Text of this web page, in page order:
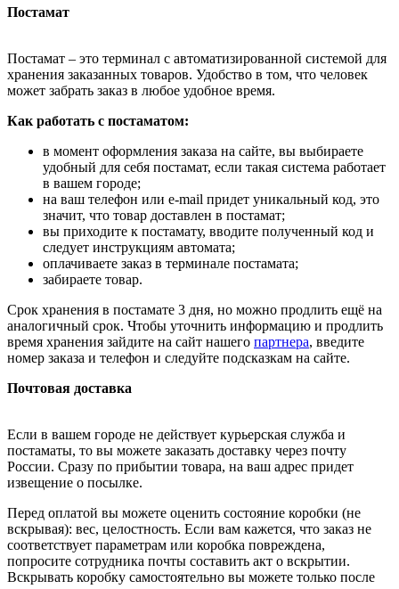
Постамат
Постамат – это терминал с автоматизированной системой для
хранения заказанных товаров. Удобство в том, что человек
может забрать заказ в любое удобное время.
Как работать с постаматом:
в момент оформления заказа на сайте, вы выбираете
удобный для себя постамат, если такая система работает
в вашем городе;
на ваш телефон или e-mail придет уникальный код, это
значит, что товар доставлен в постамат;
вы приходите к постамату, вводите полученный код и
следует инструкциям автомата;
оплачиваете заказ в терминале постамата;
забираете товар.
Срок хранения в постамате 3 дня, но можно продлить ещё на
аналогичный срок. Чтобы уточнить информацию и продлить
время хранения зайдите на сайт нашего партнера, введите
номер заказа и телефон и следуйте подсказкам на сайте.
Почтовая доставка
Если в вашем городе не действует курьерская служба и
постаматы, то вы можете заказать доставку через почту
России. Сразу по прибытии товара, на ваш адрес придет
извещение о посылке.
Перед оплатой вы можете оценить состояние коробки (не
вскрывая): вес, целостность. Если вам кажется, что заказ не
соответствует параметрам или коробка повреждена,
попросите сотрудника почты составить акт о вскрытии.
Вскрывать коробку самостоятельно вы можете только после